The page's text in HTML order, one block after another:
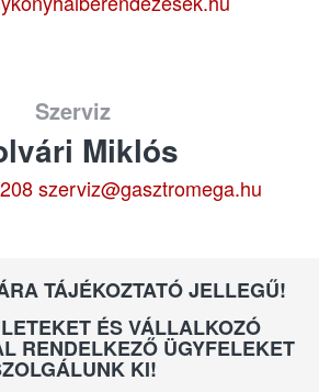
Szerviz
Miklós
szerviz@gasztromega.hu
TÁJÉKOZTATÓ JELLEGŰ!
ÉS VÁLLALKOZÓ
RENDELKEZŐ ÜGYFELEKET
KI!